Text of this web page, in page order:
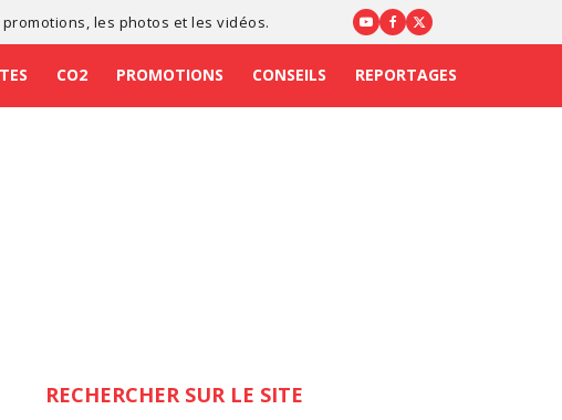
promotions , les photos et les vidéos.
CO2 PROMOTIONS CONSEILS REPORTAGES
RECHERCHER SUR LE SITE